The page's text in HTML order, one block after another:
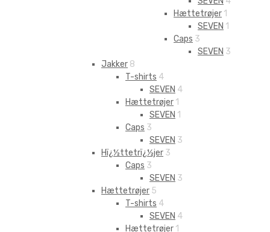
Hættetrøjer 1
SEVEN 1
Caps 3
SEVEN 3
Jakker 8
T-shirts 4
SEVEN 4
Hættetrøjer 1
SEVEN 1
Caps 3
SEVEN 3
Hï¿½ttetrï¿½jer 3
Caps 3
SEVEN 3
Hættetrøjer 5
T-shirts 4
SEVEN 4
Hættetrøjer 1